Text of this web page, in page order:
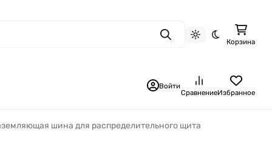
ПоискСветлая тема
Темная тема
Корзина
Войти
СравнениеИзбранное
шина для распределительного щита